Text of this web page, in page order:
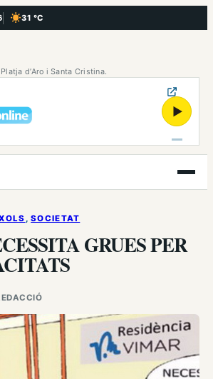
31 °C
, Cel serè
d’Aro i Santa Cristina.
▶
Obre
el
, SOCIETAT
GRUES PER